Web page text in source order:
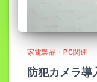
家電製品・PC関連
防犯カメラ